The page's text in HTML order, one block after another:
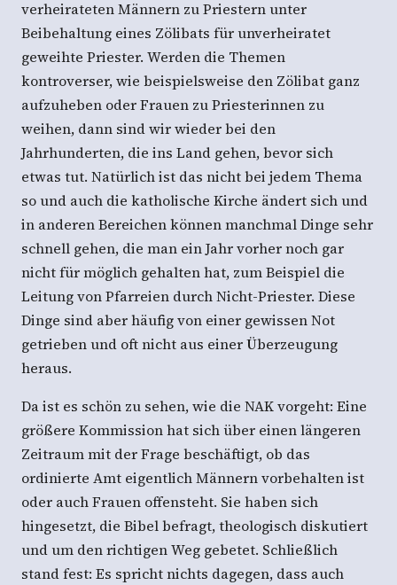
verheirateten Männern zu Priestern unter
Beibehaltung eines Zölibats für unverheiratet
geweihte Priester. Werden die Themen
kontroverser, wie beispielsweise den Zölibat ganz
aufzuheben oder Frauen zu Priesterinnen zu
weihen, dann sind wir wieder bei den
Jahrhunderten, die ins Land gehen, bevor sich
etwas tut. Natürlich ist das nicht bei jedem Thema
so und auch die katholische Kirche ändert sich und
in anderen Bereichen können manchmal Dinge sehr
schnell gehen, die man ein Jahr vorher noch gar
nicht für möglich gehalten hat, zum Beispiel die
Leitung von Pfarreien durch Nicht-Priester. Diese
Dinge sind aber häufig von einer gewissen Not
getrieben und oft nicht aus einer Überzeugung
heraus.
Da ist es schön zu sehen, wie die NAK vorgeht: Eine
größere Kommission hat sich über einen längeren
Zeitraum mit der Frage beschäftigt, ob das
ordinierte Amt eigentlich Männern vorbehalten ist
oder auch Frauen offensteht. Sie haben sich
hingesetzt, die Bibel befragt, theologisch diskutiert
und um den richtigen Weg gebetet. Schließlich
stand fest: Es spricht nichts dagegen, dass auch